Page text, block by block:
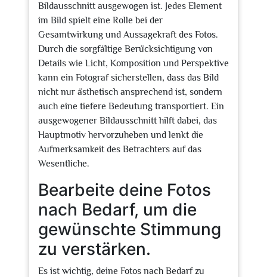
Bildausschnitt ausgewogen ist. Jedes Element
im Bild spielt eine Rolle bei der
Gesamtwirkung und Aussagekraft des Fotos.
Durch die sorgfältige Berücksichtigung von
Details wie Licht, Komposition und Perspektive
kann ein Fotograf sicherstellen, dass das Bild
nicht nur ästhetisch ansprechend ist, sondern
auch eine tiefere Bedeutung transportiert. Ein
ausgewogener Bildausschnitt hilft dabei, das
Hauptmotiv hervorzuheben und lenkt die
Aufmerksamkeit des Betrachters auf das
Wesentliche.
Bearbeite deine Fotos
nach Bedarf, um die
gewünschte Stimmung
zu verstärken.
Es ist wichtig, deine Fotos nach Bedarf zu